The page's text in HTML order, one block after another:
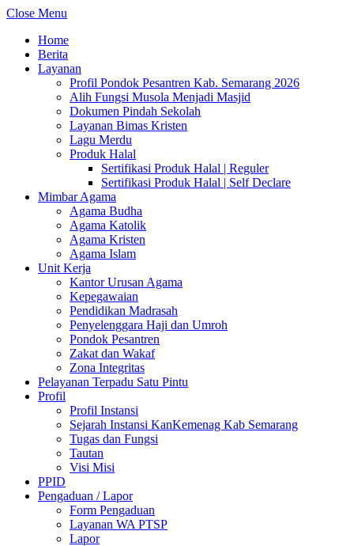
Close Menu
Home
Berita
Layanan
Profil Pondok Pesantren Kab. Semarang 2026
Alih Fungsi Musola Menjadi Masjid
Dokumen Pindah Sekolah
Layanan Bimas Kristen
Lagu Merdu
Produk Halal
Sertifikasi Produk Halal | Reguler
Sertifikasi Produk Halal | Self Declare
Mimbar Agama
Agama Budha
Agama Katolik
Agama Kristen
Agama Islam
Unit Kerja
Kantor Urusan Agama
Kepegawaian
Pendidikan Madrasah
Penyelenggara Haji dan Umroh
Pondok Pesantren
Zakat dan Wakaf
Zona Integritas
Pelayanan Terpadu Satu Pintu
Profil
Profil Instansi
Sejarah Instansi KanKemenag Kab Semarang
Tugas dan Fungsi
Tautan
Visi Misi
PPID
Pengaduan / Lapor
Form Pengaduan
Layanan WA PTSP
Lapor